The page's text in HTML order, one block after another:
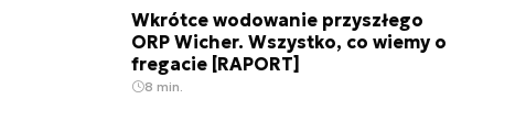
Wkrótce wodowanie przyszłego
ORP Wicher. Wszystko, co wiemy o
fregacie [RAPORT]
8 min.